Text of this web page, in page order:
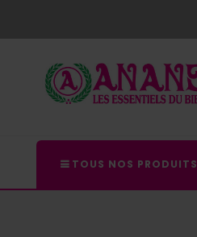
TOUS NOS PRODUITS